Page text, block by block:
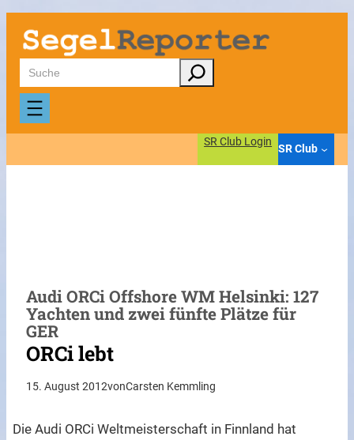
Zum
Inhalt
springen
Suchen
SR Club Login
SR Club
Audi ORCi Offshore WM Helsinki: 127
Yachten und zwei fünfte Plätze für
GER
ORCi lebt
15. August 2012vonCarsten Kemmling
Die Audi ORCi Weltmeisterschaft in Finnland hat